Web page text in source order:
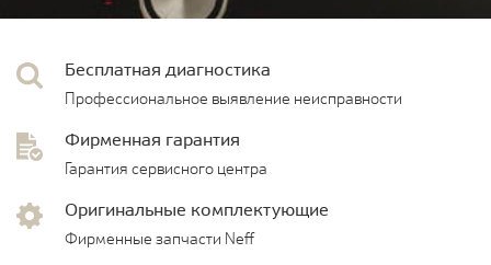
Бесплатная диагностика
Профессиональное выявление неисправности
Фирменная гарантия
Гарантия сервисного центра
Оригинальные комплектующие
Фирменные запчасти Neff